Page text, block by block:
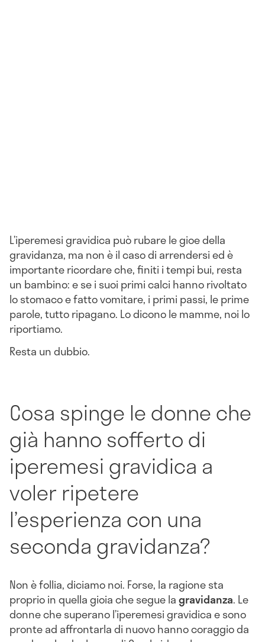
L’iperemesi gravidica può rubare le gioe della
gravidanza, ma non è il caso di arrendersi ed è
importante ricordare che, finiti i tempi bui, resta
un bambino: e se i suoi primi calci hanno rivoltato
lo stomaco e fatto vomitare, i primi passi, le prime
parole, tutto ripagano. Lo dicono le mamme, noi lo
riportiamo.
Resta un dubbio.
Cosa spinge le donne che
già hanno sofferto di
iperemesi gravidica a
voler ripetere
l’esperienza con una
seconda gravidanza?
Non è follia, diciamo noi. Forse, la ragione sta
proprio in quella gioia che segue lagravidanza. Le
donne che superano l’iperemesi gravidica e sono
pronte ad affrontarla di nuovo hanno coraggio da